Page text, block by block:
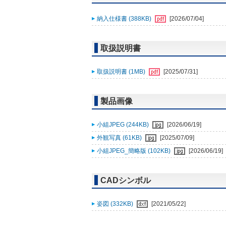
納入仕様書 (388KB) [2026/07/04]
取扱説明書
取扱説明書 (1MB) [2025/07/31]
製品画像
小組JPEG (244KB)
[2026/06/19]
外観写真 (61KB)
[2025/07/09]
小組JPEG_簡略版 (102KB)
[2026/06/19]
CADシンボル
姿図 (332KB) [2021/05/22]